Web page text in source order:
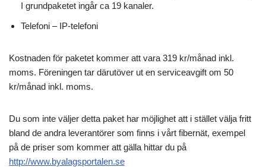
I grundpaketet ingår ca 19 kanaler.
Telefoni – IP-telefoni
Kostnaden för paketet kommer att vara 319 kr/månad inkl.
moms. Föreningen tar därutöver ut en serviceavgift om 50
kr/månad inkl. moms.
Du som inte väljer detta paket har möjlighet att i stället välja fritt
bland de andra leverantörer som finns i vårt fibernät, exempel
på de priser som kommer att gälla hittar du på
http://www.byalagsportalen.se